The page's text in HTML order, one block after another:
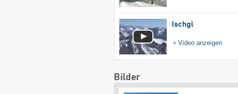
Ischgl
Video anzeigen
Bilder